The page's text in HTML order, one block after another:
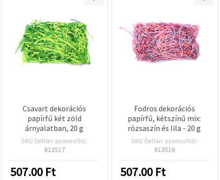
Csavart dekorációs
papírfű két zöld
árnyalatban, 20 g
SKU (leltári azonosító):
813517
507.00 Ft
Fodros dekorációs
papírfű, kétszínű mix:
rózsaszín és lila - 20 g
SKU (leltári azonosító):
813516
507.00 Ft